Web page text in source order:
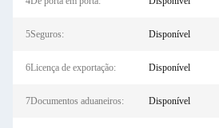
5Seguros: Disponível
6Licença de exportação: Disponível
7Documentos aduaneiros: Disponível